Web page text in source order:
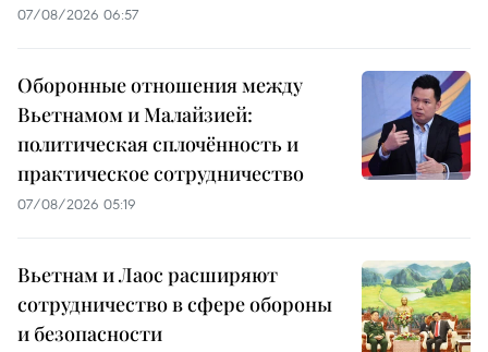
07/08/2026 06:57
Оборонные отношения между
Вьетнамом и Малайзией:
политическая сплочённость и
практическое сотрудничество
07/08/2026 05:19
Вьетнам и Лаос расширяют
сотрудничество в сфере обороны
и безопасности